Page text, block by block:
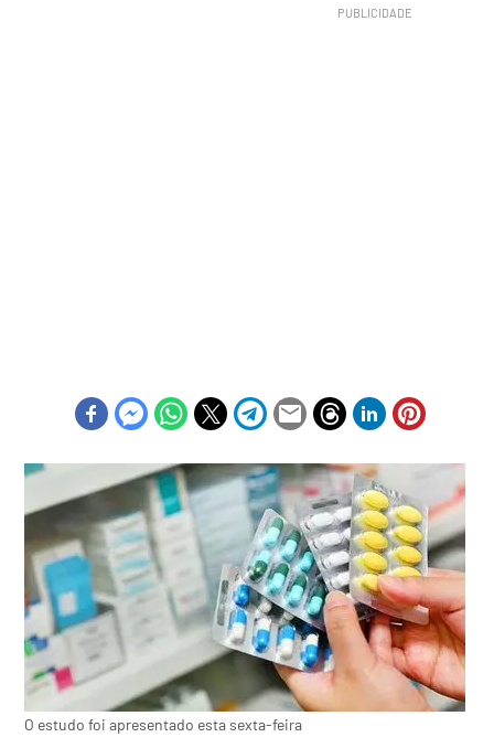
O estudo foi apresentado esta sexta-feira